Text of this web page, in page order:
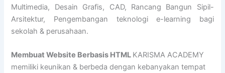
Multimedia, Desain Grafis, CAD, Rancang Bangun Sipil-
Arsitektur, Pengembangan teknologi e-learning bagi
sekolah & perusahaan.
Membuat Website Berbasis HTML KARISMA ACADEMY
memiliki keunikan & berbeda dengan kebanyakan tempat